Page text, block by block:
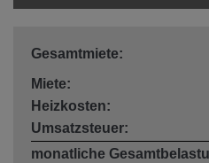
Gesamtmiete:
Miete:
Heizkosten:
Umsatzsteuer:
monatliche